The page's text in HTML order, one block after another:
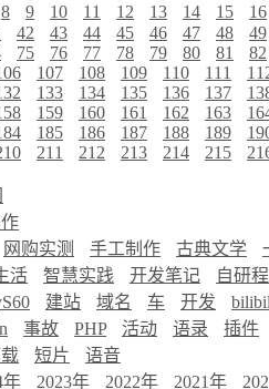
8 9 10 11 12 13 14 15
16
42 43 44 45 46 47 48
49
75 76 77 78 79 80 81
82
107 108 109 110 111
133 134 135 136 137
159 160 161 162 163
185 186 187 188 189
211 212 213 214 215
网购实测 手工制作 古典文学
活 智慧实践 开发笔记
自研
建站 域名 车 开发
事故 PHP 活动 语录
插件
短片
语音
年 2023年 2022年 2021年